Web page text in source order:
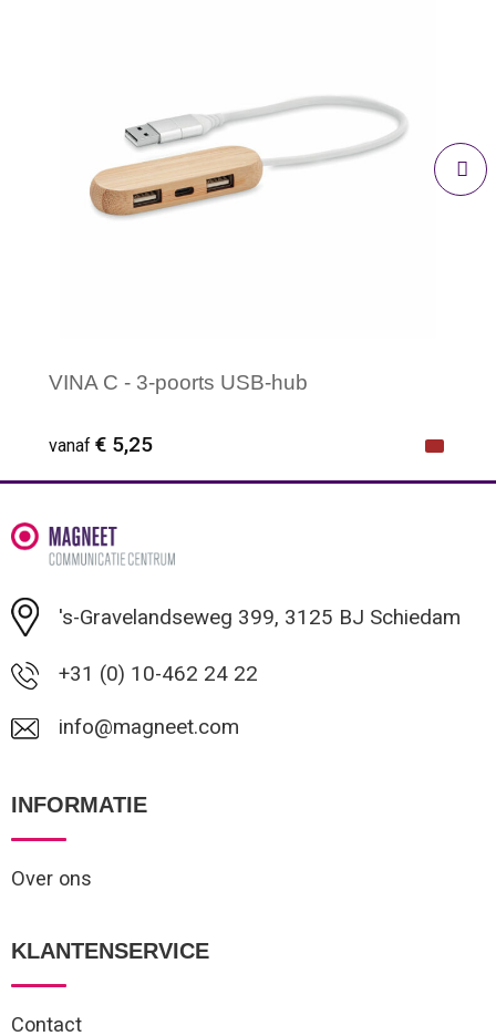
VINA C - 3-poorts USB-hub
vanaf € 5,25
Minimale afname: 1
's-Gravelandseweg 399, 3125 BJ Schiedam
+31 (0) 10-462 24 22
info@magneet.com
INFORMATIE
Over ons
KLANTENSERVICE
Contact